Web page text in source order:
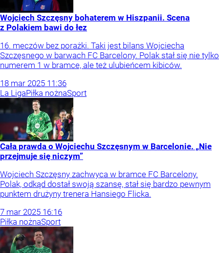
Wojciech Szczęsny bohaterem w Hiszpanii. Scena
z Polakiem bawi do łez
16. meczów bez porażki. Taki jest bilans Wojciecha
Szczęsnego w barwach FC Barcelony. Polak stał się nie tylko
numerem 1 w bramce, ale też ulubieńcem kibiców.
18 mar 2025 11:36
La LigaPiłka nożnaSport
Cała prawda o Wojciechu Szczęsnym w Barcelonie. „Nie
przejmuje się niczym”
Wojciech Szczęsny zachwyca w bramce FC Barcelony.
Polak, odkąd dostał swoją szansę, stał się bardzo pewnym
punktem drużyny trenera Hansiego Flicka.
7 mar 2025 16:16
Piłka nożnaSport